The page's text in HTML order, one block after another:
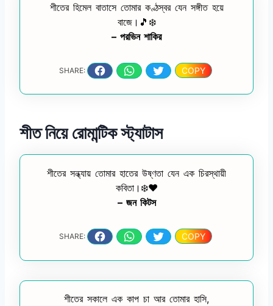
শীতের হিমেল বাতাসে তোমার কণ্ঠস্বর যেন সঙ্গীত হয়ে
বাজে।🎵❄️
– পরভিন শাকির
SHARE: COPY
শীত নিয়ে রোমান্টিক স্ট্যাটাস
শীতের সন্ধ্যায় তোমার হাতের উষ্ণতা যেন এক চিরস্থায়ী
কবিতা।❄️❤️
– জন কিটস
SHARE: COPY
শীতের সকালে এক কাপ চা আর তোমার হাসি,